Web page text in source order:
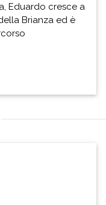
Eduardo cresce a
Brianza ed è